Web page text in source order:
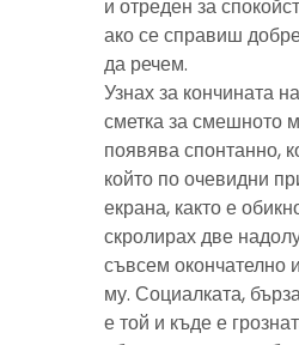
и отреден за
ако се справиш
да речем.
Узнах за кончината
сметка за смешното
появява спонтанно,
който по очевидни
екрана, както е
скролирах две
съвсем окончателно
му. Социалката,
е той и къде е